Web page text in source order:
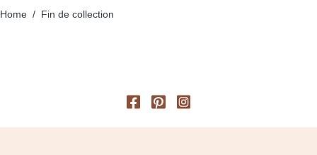
Home Fin de collection